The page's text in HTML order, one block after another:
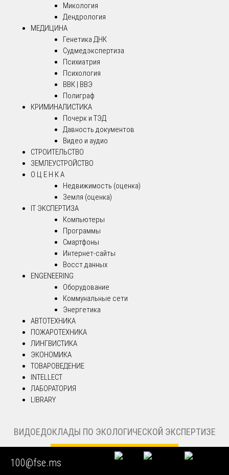
Микология
Дендрология
МЕДИЦИНА
Генетика ДНК
Судмедэкспертиза
Психиатрия
Психология
ВВК | ВВЭ
Полиграф
КРИМИНАЛИСТИКА
Почерк и ТЭД
Давность документов
Видео и аудио
СТРОИТЕЛЬСТВО
ЗЕМЛЕУСТРОЙСТВО
О Ц Е Н К А
Недвижимость (оценка)
Земля (оценка)
IT ЭКСПЕРТИЗА
Компьютеры
Программы
Смартфоны
Интернет-сайты
Восст.данных
ENGENEERING
Оборудование
Коммунальные сети
Энергетика
АВТОТЕХНИКА
ПОЖАРОТЕХНИКА
ЛИНГВИСТИКА
ЭКОНОМИКА
ТОВАРОВЕДЕНИЕ
INTELLECT
ЛАБОРАТОРИЯ
LIBRARY
ВИДОЕДОКЛАДЫ ПО ЭКОЛОГИЧЕСКОЙ ЭКСПЕРТИЗЕ
100@fse.ms